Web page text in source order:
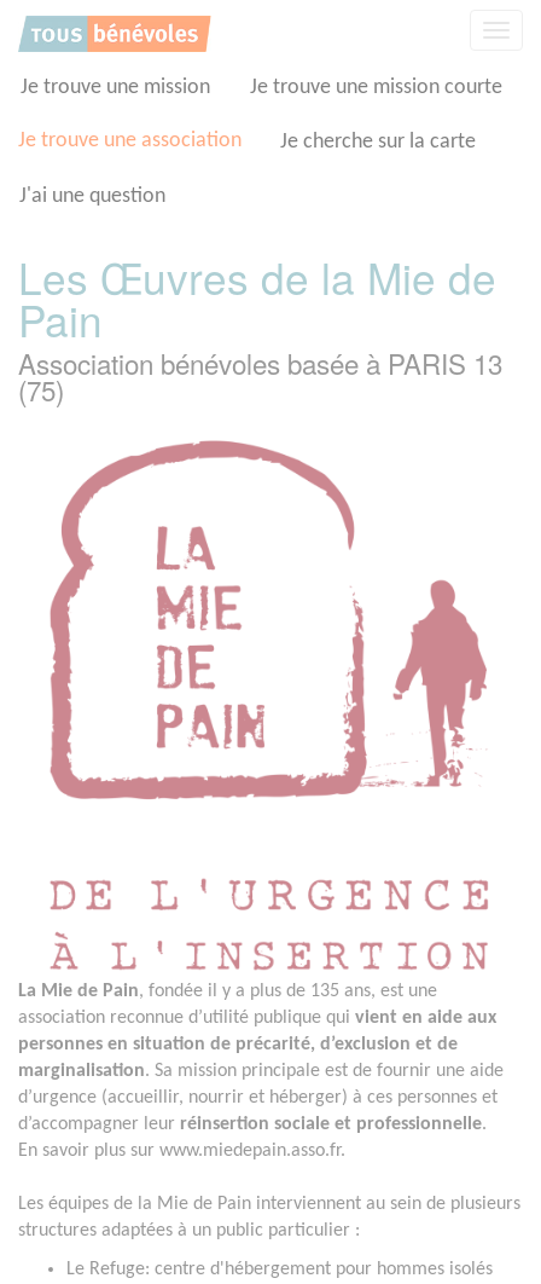
Je trouve une mission Je trouve une mission courte
Je trouve une association Je cherche sur la carte
J'ai une question
Les Œuvres de la Mie de
Pain
Association bénévoles basée à PARIS 13
(75)
La Mie de Pain, fondée il y a plus de 135 ans, est une
association reconnue d’utilité publique qui vient en aide aux
personnes en situation de précarité, d’exclusion et de
marginalisation. Sa mission principale est de fournir une aide
d’urgence (accueillir, nourrir et héberger) à ces personnes et
d’accompagner leur réinsertion sociale et professionnelle.
En savoir plus sur www.miedepain.asso.fr.
Les équipes de la Mie de Pain interviennent au sein de plusieurs
structures adaptées à un public particulier :
Le Refuge: centre d'hébergement pour hommes isolés
Panneau de gestion des cookies